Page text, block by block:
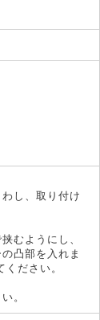
し、取り付け
むようにし、
凸部を入れま
ださい。
。